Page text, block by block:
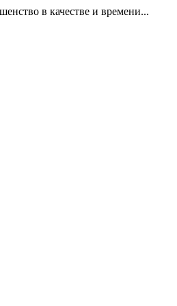
в качестве и времени...